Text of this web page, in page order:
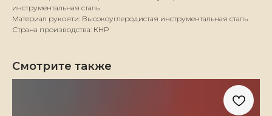
инструментальная сталь
Материал рукояти: Высокоуглеродистая инструментальная сталь
Страна производства: КНР
Смотрите также